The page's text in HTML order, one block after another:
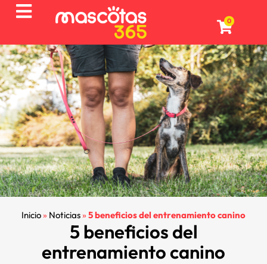
0
Inicio» Noticias»5 beneficios del entrenamiento canino
5 beneficios del
entrenamiento canino